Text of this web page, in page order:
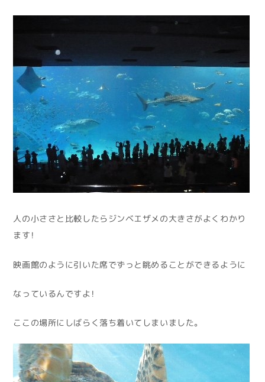
人の小ささと比較したらジンベエザメの大きさがよくわかり
ます！
映画館のように引いた席でずっと眺めることができるように
なっているんですよ！
ここの場所にしばらく落ち着いてしまいました。